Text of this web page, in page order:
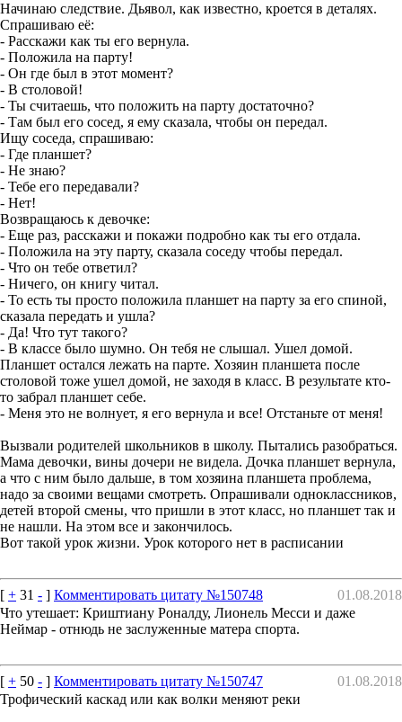
Начинаю следствие. Дьявол, как известно, кроется в деталях.
Спрашиваю её:
- Расскажи как ты его вернула.
- Положила на парту!
- Он где был в этот момент?
- В столовой!
- Ты считаешь, что положить на парту достаточно?
- Там был его сосед, я ему сказала, чтобы он передал.
Ищу соседа, спрашиваю:
- Где планшет?
- Не знаю?
- Тебе его передавали?
- Нет!
Возвращаюсь к девочке:
- Еще раз, расскажи и покажи подробно как ты его отдала.
- Положила на эту парту, сказала соседу чтобы передал.
- Что он тебе ответил?
- Ничего, он книгу читал.
- То есть ты просто положила планшет на парту за его спиной,
сказала передать и ушла?
- Да! Что тут такого?
- В классе было шумно. Он тебя не слышал. Ушел домой.
Планшет остался лежать на парте. Хозяин планшета после
столовой тоже ушел домой, не заходя в класс. В результате кто-
то забрал планшет себе.
- Меня это не волнует, я его вернула и все! Отстаньте от меня!
Вызвали родителей школьников в школу. Пытались разобраться.
Мама девочки, вины дочери не видела. Дочка планшет вернула,
а что с ним было дальше, в том хозяина планшета проблема,
надо за своими вещами смотреть. Опрашивали одноклассников,
детей второй смены, что пришли в этот класс, но планшет так и
не нашли. На этом все и закончилось.
Вот такой урок жизни. Урок которого нет в расписании
[ + 31 - ] Комментировать цитату №150748
01.08.2018
Что утешает: Криштиану Роналду, Лионель Месси и даже
Неймар - отнюдь не заслуженные матера спорта.
[ + 50 - ] Комментировать цитату №150747
01.08.2018
Трофический каскад или как волки меняют реки